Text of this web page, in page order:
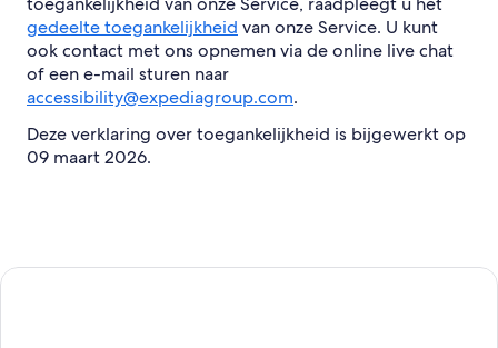
gedeelte toegankelijkheid van onze Service. U kunt
ook contact met ons opnemen via de online live chat
of een e-mail sturen naar
accessibility@expediagroup.com.
Deze verklaring over toegankelijkheid is bijgewerkt op
09 maart 2026.